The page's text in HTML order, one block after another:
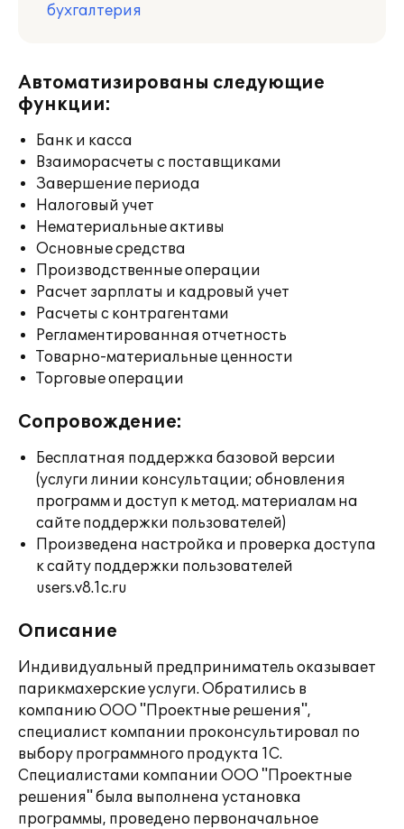
бухгалтерия
Автоматизированы следующие
функции:
Банк и касса
Взаиморасчеты с поставщиками
Завершение периода
Налоговый учет
Нематериальные активы
Основные средства
Производственные операции
Расчет зарплаты и кадровый учет
Расчеты с контрагентами
Регламентированная отчетность
Товарно-материальные ценности
Торговые операции
Сопровождение:
Бесплатная поддержка базовой версии
(услуги линии консультации; обновления
программ и доступ к метод. материалам на
сайте поддержки пользователей)
Произведена настройка и проверка доступа
к сайту поддержки пользователей
users.v8.1c.ru
Описание
Индивидуальный предприниматель оказывает
парикмахерские услуги. Обратились в
компанию ООО "Проектные решения",
специалист компании проконсультировал по
выбору программного продукта 1С.
Специалистами компании ООО "Проектные
решения" была выполнена установка
программы, проведено первоначальное